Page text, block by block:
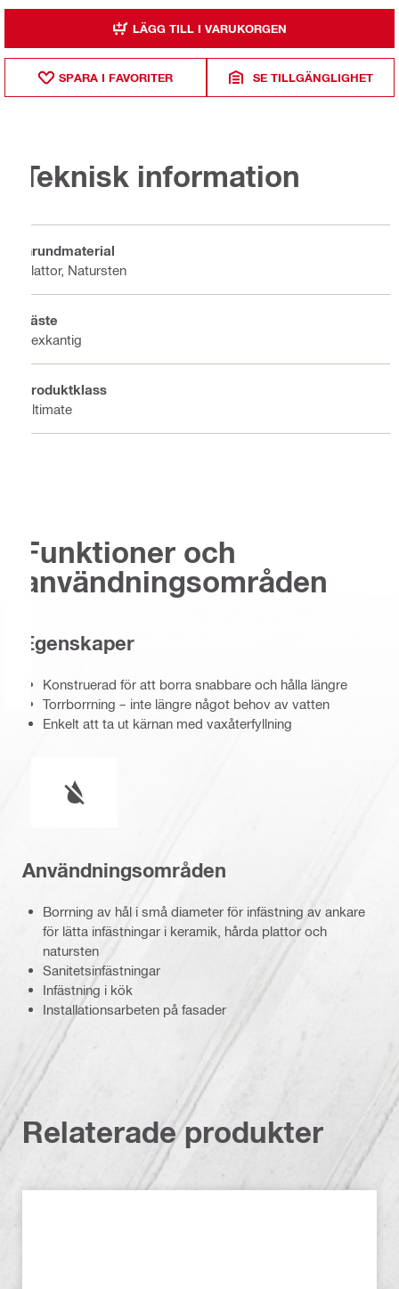
LÄGG TILL I VARUKORGEN
SPARA I FAVORITER SE TILLGÄNGLIGHET
Teknisk information
Grundmaterial
Plattor, Natursten
Fäste
Sexkantig
Produktklass
Ultimate
Funktioner och
användningsområden
Egenskaper
Konstruerad för att borra snabbare och hålla längre
Torrborrning – inte längre något behov av vatten
Enkelt att ta ut kärnan med vaxåterfyllning
Användningsområden
Borrning av hål i små diameter för infästning av ankare
för lätta infästningar i keramik, hårda plattor och
natursten
Sanitetsinfästningar
Infästning i kök
Installationsarbeten på fasader
Relaterade produkter